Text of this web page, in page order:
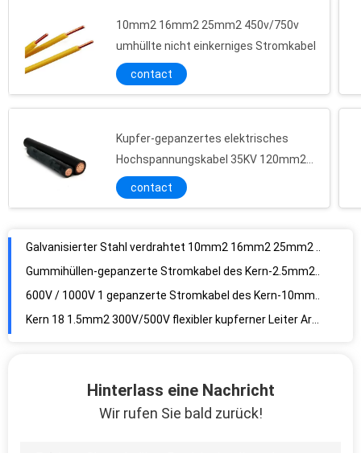
10mm2 16mm2 25mm2 450v/750v
umhüllte nicht einkerniges Stromkabel
contact
Kupfer-gepanzertes elektrisches
Hochspannungskabel 35KV 120mm2
300mm2
contact
Gummihüllen-gepanzerte Stromkabel des Kern-2.5mm2/4mm2/6mm2 3
600V / 1000V 1 gepanzerte Stromkabel des Kern-10mm2 16mm2
Kern 18 1.5mm2 300V/500V flexibler kupferner Leiter Armoured Power Cables
Verbundene gepanzerte QuerStromkabel des Polyäthylen-1 des Kern-69KV
Hinterlass eine Nachricht
Wir rufen Sie bald zurück!